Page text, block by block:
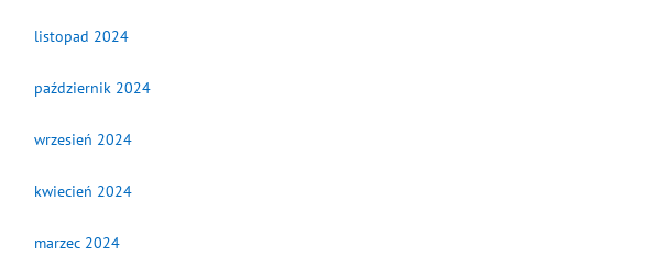
listopad 2024
październik 2024
wrzesień 2024
kwiecień 2024
marzec 2024